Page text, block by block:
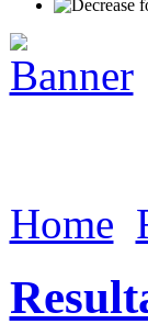
Home